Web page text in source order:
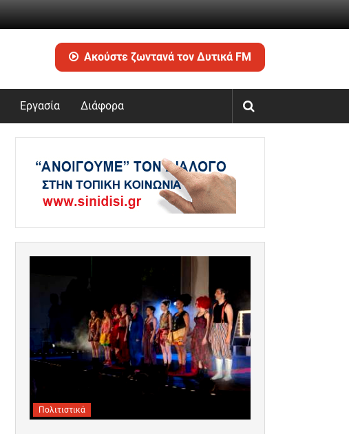
Ακούστε ζωντανά τον Δυτικά FM
Εργασία Διάφορα
Πολιτιστικά